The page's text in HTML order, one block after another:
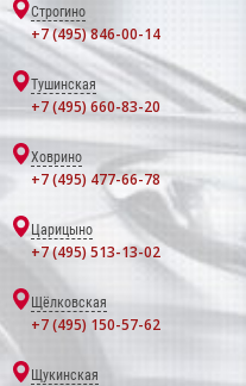
Строгино
+7 (495) 846-00-14
Тушинская
+7 (495) 660-83-20
Ховрино
+7 (495) 477-66-78
Царицыно
+7 (495) 513-13-02
Щёлковская
+7 (495) 150-57-62
Щукинская